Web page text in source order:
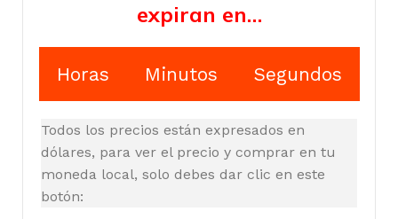
expiran en…
Horas Minutos Segundos
Todos los precios están expresados en
dólares, para ver el precio y comprar en tu
moneda local, solo debes dar clic en este
botón: